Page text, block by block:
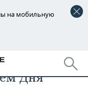
на мобильную
в
Дня